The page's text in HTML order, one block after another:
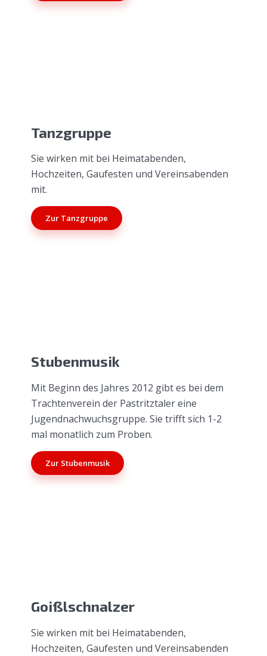
Tanzgruppe
Sie wirken mit bei Heimatabenden,
Hochzeiten, Gaufesten und Vereinsabenden
mit.
Zur Tanzgruppe
Stubenmusik
Mit Beginn des Jahres 2012 gibt es bei dem
Trachtenverein der Pastritztaler eine
Jugendnachwuchsgruppe. Sie trifft sich 1-2
mal monatlich zum Proben.
Zur Stubenmusik
Goißlschnalzer
Sie wirken mit bei Heimatabenden,
Hochzeiten, Gaufesten und Vereinsabenden